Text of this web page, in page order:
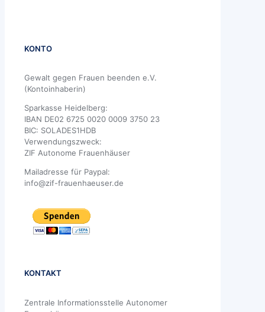
KONTO
Gewalt gegen Frauen beenden e.V.
(Kontoinhaberin)
Sparkasse Heidelberg:
IBAN DE02 6725 0020 0009 3750 23
BIC: SOLADES1HDB
Verwendungszweck:
ZIF Autonome Frauenhäuser
Mailadresse für Paypal:
info@zif-frauenhaeuser.de
KONTAKT
Zentrale Informationsstelle Autonomer